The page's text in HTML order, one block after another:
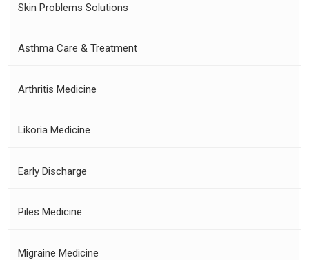
Skin Problems Solutions
Asthma Care & Treatment
Arthritis Medicine
Likoria Medicine
Early Discharge
Piles Medicine
Migraine Medicine